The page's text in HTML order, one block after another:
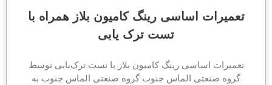
تعمیرات اساسی رینگ کامیون بلاز همراه با
تست ترک یابی
تعمیرات اساسی رینگ کامیون بلاز با تست ترک‌یابی توسط
گروه صنعتی الماس جنوب گروه صنعتی الماس جنوب به